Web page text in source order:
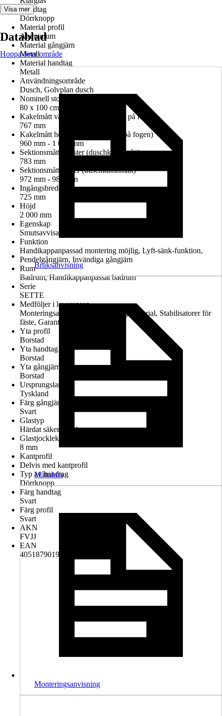
Handtag
Dörrknopp
Material profil
Aluminium
Material gångjärn
Metall
Material handtag
Metall
Användningsområde
Dusch, Golvplan dusch
Nominell storlek i cm
80 x 100 cm
Kakelmått vänster (glasrutans mitt på fogen)
767 mm
Kakelmått höger (glasrutans mitt på fogen)
960 mm - 1 040 mm
Sektionsmått vänster (duschkabinmått)
783 mm
Sektionsmått höger (duschkabinmått)
972 mm - 986 mm
Ingångsbredd
725 mm
Höjd
2 000 mm
Egenskap
Smutsavvisande glasbeläggning, Konfigurerbar
Funktion
Handikappanpassad montering möjlig, Lyft-sänk-funktion,
Pendelgångjärn, Invändiga gångjärn
Rum
Badrum, Handikappanpassat badrum
Serie
SETTE
Medföljer i leveransen
Monteringsanvisningar, Monteringsmaterial, Stabilisatorer för
fäste, Garantiintyg
Yta profil
Borstad
Yta handtag
Borstad
Yta gångjärn
Borstad
Ursprungsland
Tyskland
Färg gångjärn
Svart
Glastyp
Härdat säkerhetsglas
Glastjocklek
8 mm
Kantprofil
Delvis med kantprofil
Typ av handtag
Dörrknopp
Färg handtag
Svart
Färg profil
Svart
AKN
FVJJ
EAN
4051879019712
Visa mer
Datablad
Hoppa över område
Bruksanvisning
Måttskiss
Monteringsanvisning